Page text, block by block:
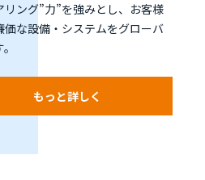
ング”力”を強みとし、お客様
価な設備・システムをグローバ
もっと詳しく